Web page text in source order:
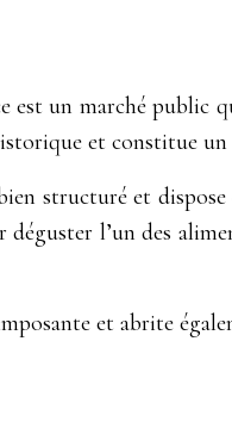
un marché public
et constitue
structuré et
l’un des
et abrite